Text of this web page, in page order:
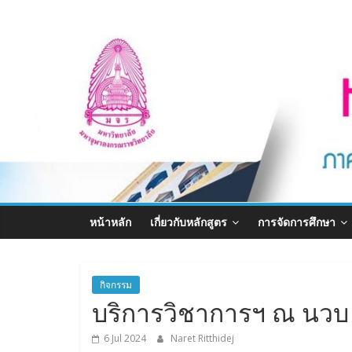
หลักสูตร
บัณฑิต
ศึกษา
ภาค
วิชา
รัฐศาสตร์
Graduate
program
Department
หน้าหลัก เกี่ยวกับหลักสูตร การจัดการศึกษา
กิจกรรม
บริการวิชาการฯ ณ นว
6 Jul 2024 Naret Ritthidej